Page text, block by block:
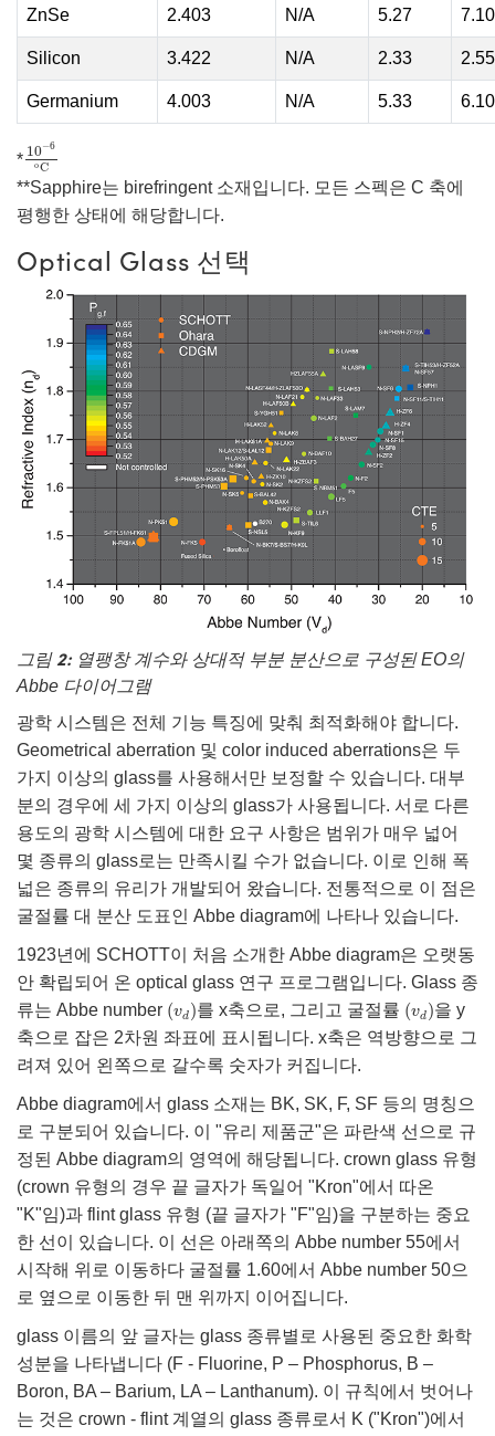
ZnSe 2.403 N/A 5.27 7.10
Silicon 3.422 N/A 2.33 2.55
Germanium 4.003 N/A 5.33 6.10
* 10−6
oC
10−
**Sapphire는 birefringent 소재입니다. 모든 스펙은 C 축에
평행한 상태에 해당합니다.
Optical Glass 선택
그림 2: 열팽창 계수와 상대적 부분 분산으로 구성된 EO의
Abbe 다이어그램
광학 시스템은 전체 기능 특징에 맞춰 최적화해야 합니다.
Geometrical aberration 및 color induced aberrations은 두
가지 이상의 glass를 사용해서만 보정할 수 있습니다. 대부
분의 경우에 세 가지 이상의 glass가 사용됩니다. 서로 다른
용도의 광학 시스템에 대한 요구 사항은 범위가 매우 넓어
몇 종류의 glass로는 만족시킬 수가 없습니다. 이로 인해 폭
넓은 종류의 유리가 개발되어 왔습니다. 전통적으로 이 점은
굴절률 대 분산 도표인 Abbe diagram에 나타나 있습니다.
1923년에 SCHOTT이 처음 소개한 Abbe diagram은 오랫동
안 확립되어 온 optical glass 연구 프로그램입니다. Glass 종
류는 Abbe number (vd )
( d)
를 x축으로, 그리고 굴절률 (vd )
( d)
을 y
축으로 잡은 2차원 좌표에 표시됩니다. x축은 역방향으로 그
려져 있어 왼쪽으로 갈수록 숫자가 커집니다.
Abbe diagram에서 glass 소재는 BK, SK, F, SF 등의 명칭으
로 구분되어 있습니다. 이 "유리 제품군"은 파란색 선으로 규
정된 Abbe diagram의 영역에 해당됩니다. crown glass 유형
(crown 유형의 경우 끝 글자가 독일어 "Kron"에서 따온
"K"임)과 flint glass 유형 (끝 글자가 "F"임)을 구분하는 중요
한 선이 있습니다. 이 선은 아래쪽의 Abbe number 55에서
시작해 위로 이동하다 굴절률 1.60에서 Abbe number 50으
로 옆으로 이동한 뒤 맨 위까지 이어집니다.
glass 이름의 앞 글자는 glass 종류별로 사용된 중요한 화학
성분을 나타냅니다 (F - Fluorine, P – Phosphorus, B –
Boron, BA – Barium, LA – Lanthanum). 이 규칙에서 벗어나
는 것은 crown - flint 계열의 glass 종류로서 K ("Kron")에서